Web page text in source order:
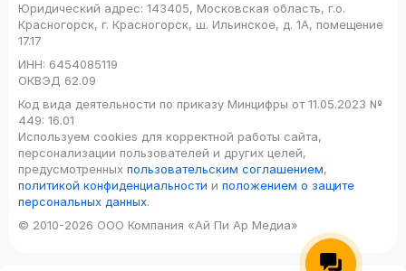
Юридический адрес: 143405, Московская область, г.о.
Красногорск, г. Красногорск, ш. Ильинское, д. 1А, помещение
17.17
ИНН: 6454085119
ОКВЭД 62.09
Код вида деятельности по приказу Минцифры от 11.05.2023 №
449: 16.01
Используем cookies для корректной работы сайта,
персонализации пользователей и других целей,
предусмотренных пользовательским соглашением,
политикой конфиденциальности и положением о защите
персональных данных.
© 2010-2026 ООО Компания «Ай Пи Ар Медиа»